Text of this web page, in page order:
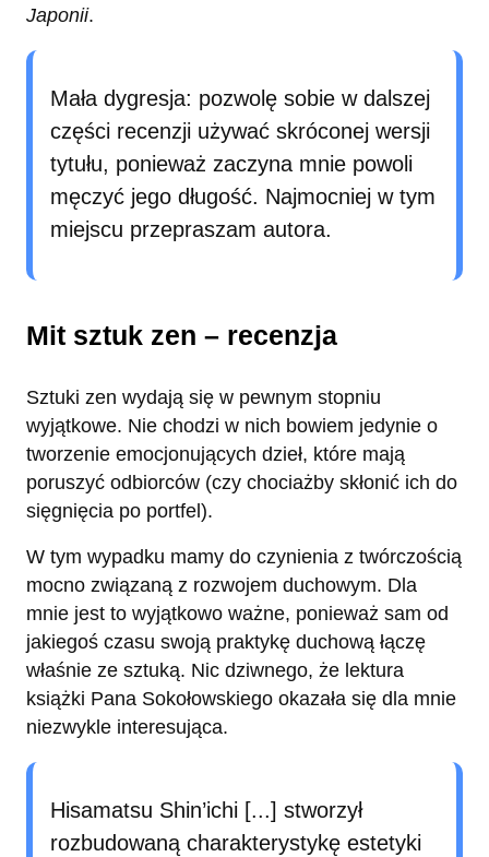
Japonii.
Mała dygresja: pozwolę sobie w dalszej
części recenzji używać skróconej wersji
tytułu, ponieważ zaczyna mnie powoli
męczyć jego długość. Najmocniej w tym
miejscu przepraszam autora.
Mit sztuk zen – recenzja
Sztuki zen wydają się w pewnym stopniu
wyjątkowe. Nie chodzi w nich bowiem jedynie o
tworzenie emocjonujących dzieł, które mają
poruszyć odbiorców (czy chociażby skłonić ich do
sięgnięcia po portfel).
W tym wypadku mamy do czynienia z twórczością
mocno związaną z rozwojem duchowym. Dla
mnie jest to wyjątkowo ważne, ponieważ sam od
jakiegoś czasu swoją praktykę duchową łączę
właśnie ze sztuką. Nic dziwnego, że lektura
książki Pana Sokołowskiego okazała się dla mnie
niezwykle interesująca.
Hisamatsu Shin’ichi [...] stworzył
rozbudowaną charakterystykę estetyki